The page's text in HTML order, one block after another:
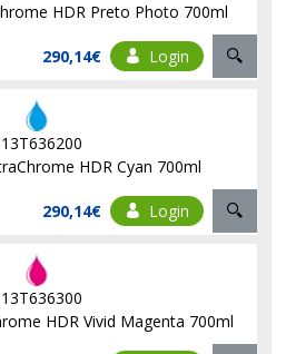
HDR Preto Photo 700ml
290,14€ Login
HDR Cyan 700ml
290,14€ Login
HDR Vivid Magenta 700ml